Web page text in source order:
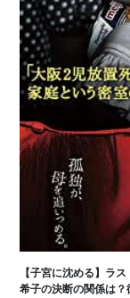
【子宮に沈める】ラ
希子の決断の関係は